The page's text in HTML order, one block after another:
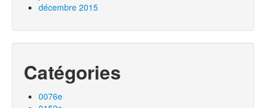
décembre 2015
Catégories
0076e